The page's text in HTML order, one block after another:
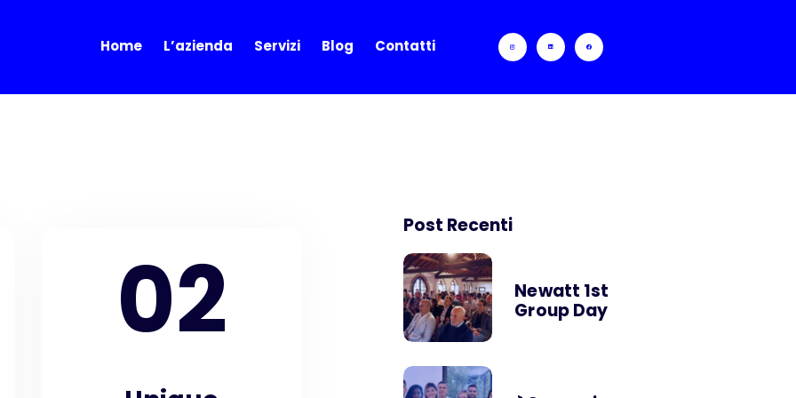
Home L’azienda Servizi Blog Contatti
02
Post Recenti
Newatt 1st
Group Day